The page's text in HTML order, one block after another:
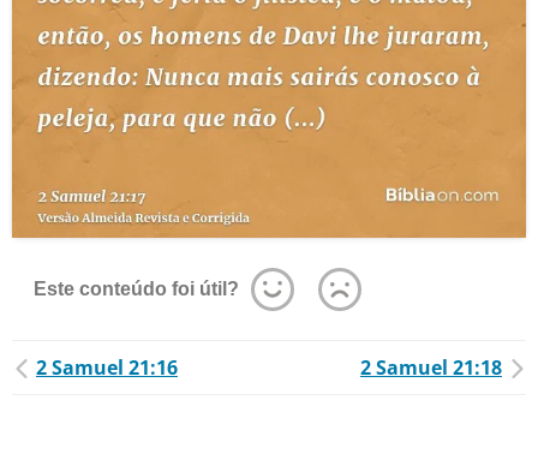
Este conteúdo foi útil?
2 Samuel 21:16 2 Samuel 21:18